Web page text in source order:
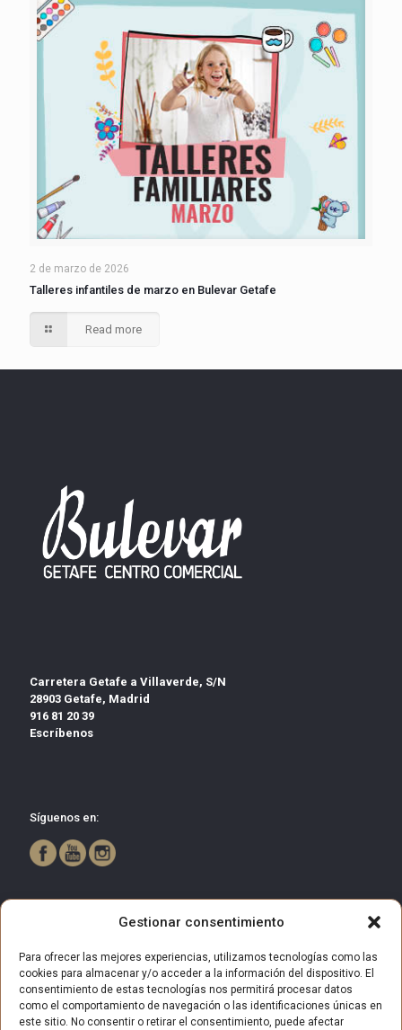
Gestionar consentimiento
Para ofrecer las mejores experiencias, utilizamos tecnologías como las
cookies para almacenar y/o acceder a la información del dispositivo. El
consentimiento de estas tecnologías nos permitirá procesar datos
como el comportamiento de navegación o las identificaciones únicas en
este sitio. No consentir o retirar el consentimiento, puede afectar
2 de marzo de 2026
Talleres infantiles de marzo en Bulevar Getafe
Read more
Carretera Getafe a Villaverde, S/N
28903 Getafe, Madrid
916 81 20 39
Escríbenos
Síguenos en: